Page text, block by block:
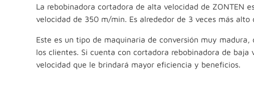
La rebobinadora cortadora de alta velocidad de ZONTEN
velocidad de 350 m/min. Es alrededor de 3 veces más alto
Este es un tipo de maquinaria de conversión muy
los clientes. Si cuenta con cortadora rebobinadora de
velocidad que le brindará mayor eficiencia y beneficios.